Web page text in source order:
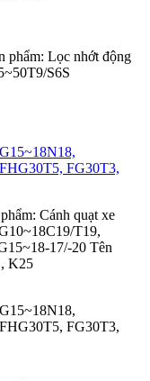
phẩm: Lọc nhớt động
S6S
FG30T3,
Cánh quạt xe
T19,
17/-20 Tên
K25
FG30T3,